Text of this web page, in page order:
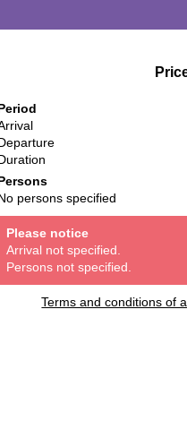
persons specified
Please notice
Arrival not specified.
Persons not specified.
Terms and conditions of